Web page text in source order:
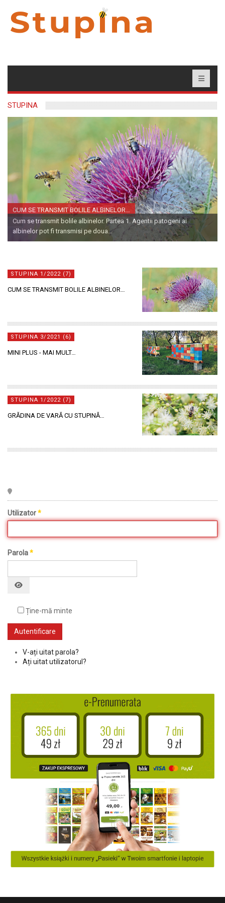
STUPINA
CUM SE TRANSMIT BOLILE ALBINELOR…
Cum se transmit bolile albinelor. Partea 1. Agentii patogeni ai
albinelor pot fi transmisi pe doua…
STUPINA 1/2022 (7)
CUM SE TRANSMIT BOLILE ALBINELOR…
STUPINA 3/2021 (6)
MINI PLUS - MAI MULT…
STUPINA 1/2022 (7)
GRĂDINA DE VARĂ CU STUPINĂ…
Utilizator*
Parola*
Ține-mă minte
Autentificare
V-ați uitat parola?
Ați uitat utilizatorul?